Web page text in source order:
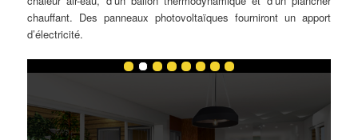
chauffant. Des panneaux photovoltaïques fourniront un apport
d’électricité.